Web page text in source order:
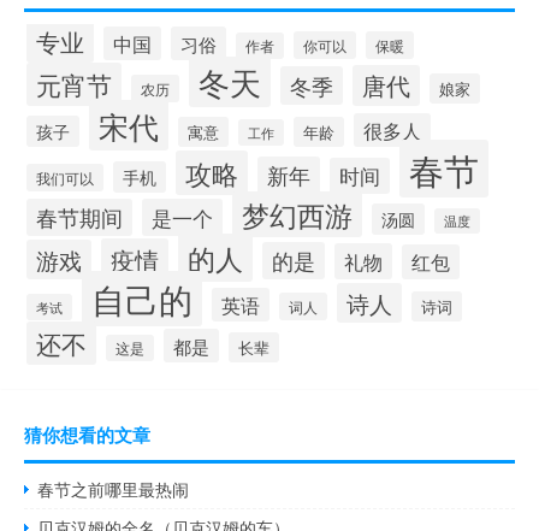
专业 中国 习俗 作者 你可以 保暖
元宵节 农历 冬天 冬季 唐代 娘家
孩子 宋代 寓意 工作 年龄 很多人
我们可以 手机 攻略 新年 时间 春节
春节期间 是一个 梦幻西游 汤圆 温度
游戏 疫情 的人 的是 礼物 红包
考试 自己的 英语 词人 诗人 诗词
还不 这是 都是 长辈
猜你想看的文章
春节之前哪里最热闹